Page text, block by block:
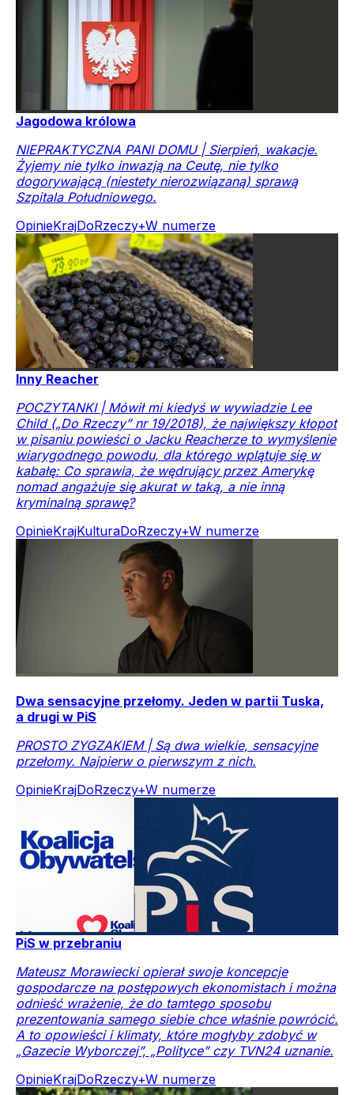
Jagodowa królowa
NIEPRAKTYCZNA PANI DOMU | Sierpień, wakacje.
Żyjemy nie tylko inwazją na Ceutę, nie tylko
dogorywającą (niestety nierozwiązaną) sprawą
Szpitala Południowego.
OpinieKrajDoRzeczy+W numerze
Inny Reacher
POCZYTANKI | Mówił mi kiedyś w wywiadzie Lee
Child („Do Rzeczy” nr 19/2018), że największy kłopot
w pisaniu powieści o Jacku Reacherze to wymyślenie
wiarygodnego powodu, dla którego wplątuje się w
kabałę: Co sprawia, że wędrujący przez Amerykę
nomad angażuje się akurat w taką, a nie inną
kryminalną sprawę?
OpinieKrajKulturaDoRzeczy+W numerze
Dwa sensacyjne przełomy. Jeden w partii Tuska,
a drugi w PiS
PROSTO ZYGZAKIEM | Są dwa wielkie, sensacyjne
przełomy. Najpierw o pierwszym z nich.
OpinieKrajDoRzeczy+W numerze
PiS w przebraniu
Mateusz Morawiecki opierał swoje koncepcje
gospodarcze na postępowych ekonomistach i można
odnieść wrażenie, że do tamtego sposobu
prezentowania samego siebie chce właśnie powrócić.
A to opowieści i klimaty, które mogłyby zdobyć w
„Gazecie Wyborczej”, „Polityce” czy TVN24 uznanie.
OpinieKrajDoRzeczy+W numerze